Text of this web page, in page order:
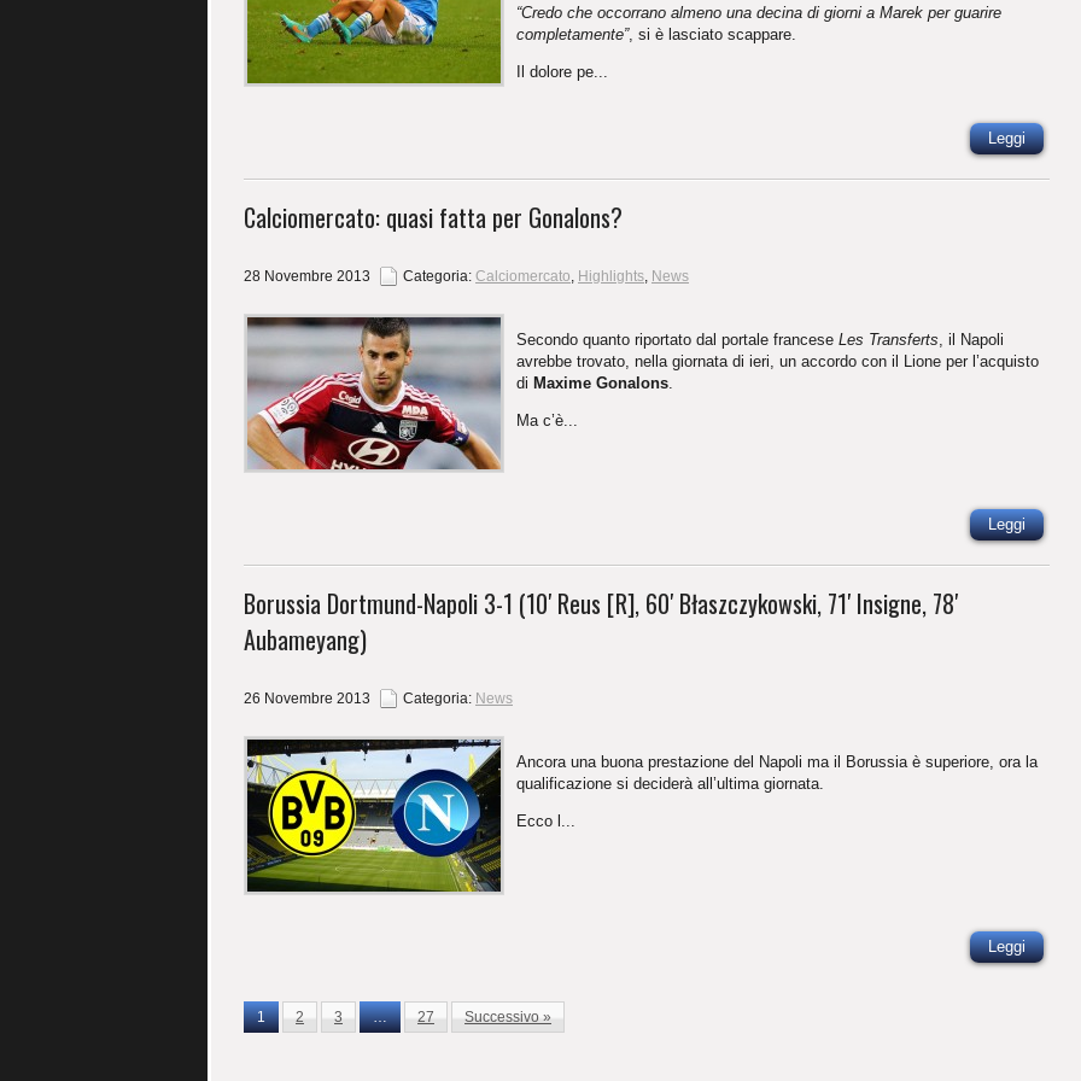
“Credo che occorrano almeno una decina di giorni a Marek per guarire
completamente”, si è lasciato scappare.
Il dolore pe...
Leggi
Calciomercato: quasi fatta per Gonalons?
28 Novembre 2013 Categoria: Calciomercato, Highlights, News
Secondo quanto riportato dal portale francese Les Transferts, il Napoli
avrebbe trovato, nella giornata di ieri, un accordo con il Lione per l’acquisto
di Maxime Gonalons.
Ma c’è...
Leggi
Borussia Dortmund-Napoli 3-1 (10′ Reus [R], 60′ Błaszczykowski, 71′ Insigne, 78′
Aubameyang)
26 Novembre 2013 Categoria: News
Ancora una buona prestazione del Napoli ma il Borussia è superiore, ora la
qualificazione si deciderà all’ultima giornata.
Ecco l...
Leggi
1 2 3 … 27 Successivo »